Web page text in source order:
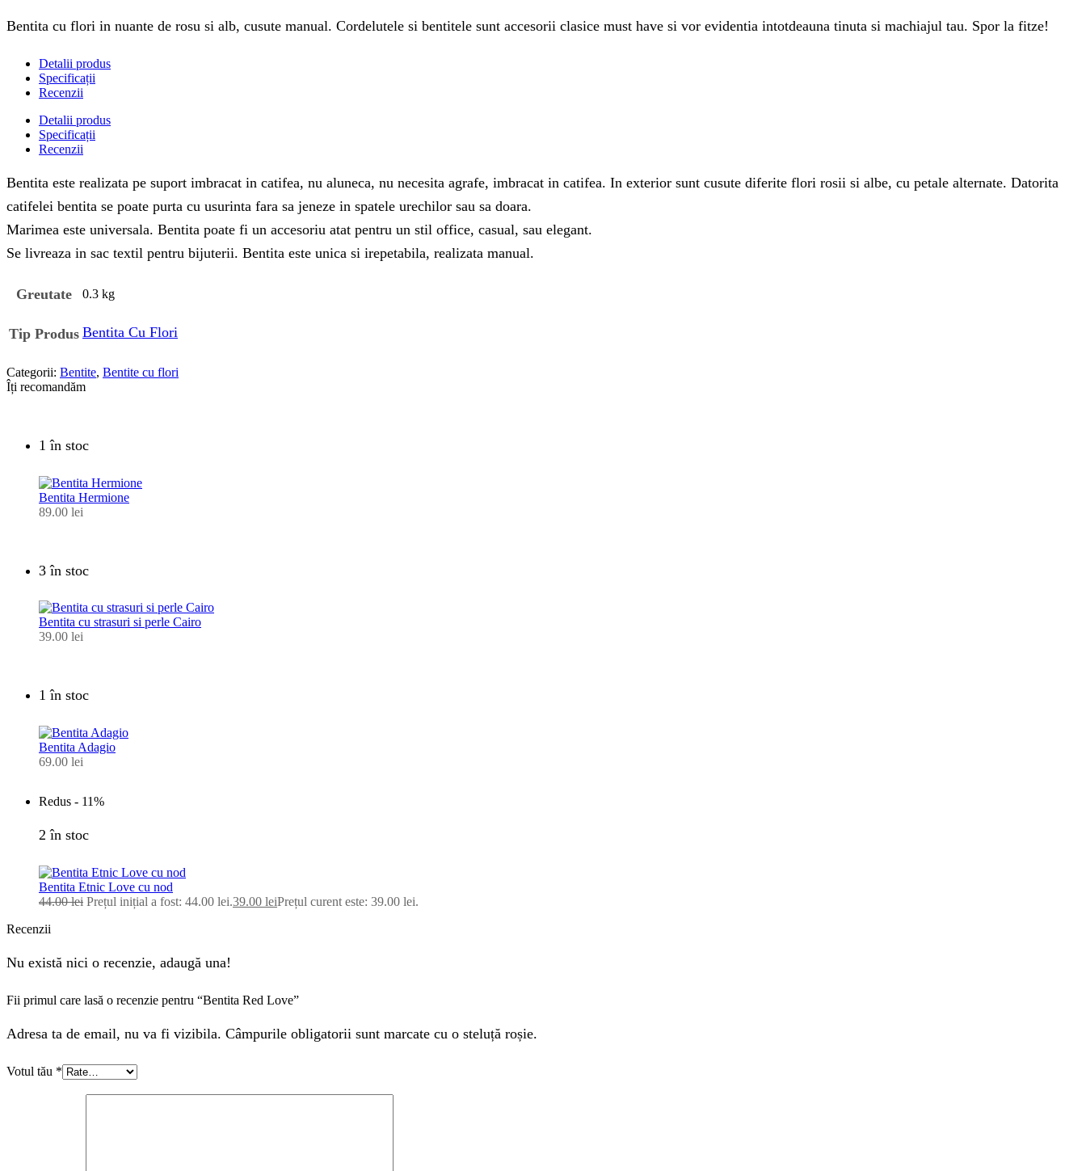
Bentita cu flori in nuante de rosu si alb, cusute manual. Cordelutele si bentitele sunt accesorii clasice must have si vor evidentia intotdeauna tinuta si machiajul tau. Spor la fitze!
Detalii produs
Specificații
Recenzii
Detalii produs
Specificații
Recenzii
Bentita este realizata pe suport imbracat in catifea, nu aluneca, nu necesita agrafe, imbracat in catifea. In exterior sunt cusute diferite flori rosii si albe, cu petale alternate. Datorita
catifelei bentita se poate purta cu usurinta fara sa jeneze in spatele urechilor sau sa doara.
Marimea este universala. Bentita poate fi un accesoriu atat pentru un stil office, casual, sau elegant.
Se livreaza in sac textil pentru bijuterii. Bentita este unica si irepetabila, realizata manual.
Greutate 0.3 kg
Tip Produs Bentita Cu Flori
Categorii: Bentite, Bentite cu flori
Îți recomandăm
1 în stoc
Bentita Hermione
89.00 lei
3 în stoc
Bentita cu strasuri si perle Cairo
39.00 lei
1 în stoc
Bentita Adagio
69.00 lei
Redus - 11%
2 în stoc
Bentita Etnic Love cu nod
44.00lei Prețul inițial a fost: 44.00 lei.39.00 leiPrețul curent este: 39.00 lei.
Recenzii
Nu există nici o recenzie, adaugă una!
Fii primul care lasă o recenzie pentru “Bentita Red Love”
Adresa ta de email, nu va fi vizibila. Câmpurile obligatorii sunt marcate cu o steluță roșie.
Votul tău *